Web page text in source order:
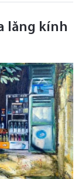
lăng kính